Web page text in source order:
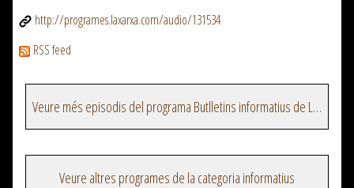
http://programes.laxarxa.com/audio/131534
RSS feed
Veure més episodis del programa Butlletins informatius de La Xarxa
Veure altres programes de la categoria informatius